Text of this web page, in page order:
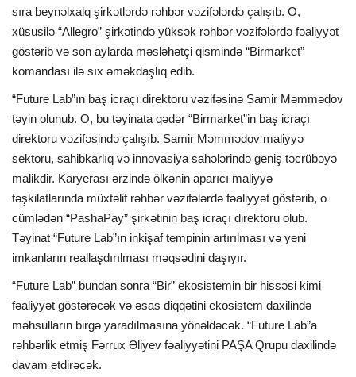
sıra beynəlxalq şirkətlərdə rəhbər vəzifələrdə çalışıb. O,
xüsusilə “Allegro” şirkətində yüksək rəhbər vəzifələrdə fəaliyyət
göstərib və son aylarda məsləhətçi qismində “Birmarket”
komandası ilə sıx əməkdaşlıq edib.
“Future Lab”ın baş icraçı direktoru vəzifəsinə Samir Məmmədov
təyin olunub. O, bu təyinata qədər “Birmarket”in baş icraçı
direktoru vəzifəsində çalışıb. Samir Məmmədov maliyyə
sektoru, sahibkarlıq və innovasiya sahələrində geniş təcrübəyə
malikdir. Karyerası ərzində ölkənin aparıcı maliyyə
təşkilatlarında müxtəlif rəhbər vəzifələrdə fəaliyyət göstərib, o
cümlədən “PashaPay” şirkətinin baş icraçı direktoru olub.
Təyinat “Future Lab”ın inkişaf tempinin artırılması və yeni
imkanların reallaşdırılması məqsədini daşıyır.
“Future Lab” bundan sonra “Bir” ekosistemin bir hissəsi kimi
fəaliyyət göstərəcək və əsas diqqətini ekosistem daxilində
məhsulların birgə yaradılmasına yönəldəcək. “Future Lab”a
rəhbərlik etmiş Fərrux Əliyev fəaliyyətini PAŞA Qrupu daxilində
davam etdirəcək.